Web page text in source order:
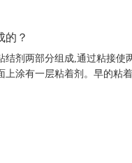
的？
结剂两部分组成,通过粘接使
上涂有一层粘着剂。早的粘